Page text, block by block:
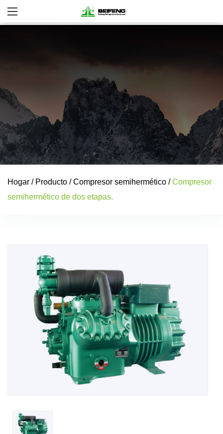
Hogar / Producto /Compresor semihermético /Compresor
semihermético de dos etapas.